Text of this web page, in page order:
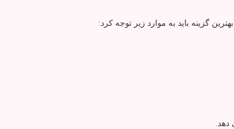
گزینه باید به موارد زیر توجه کرد: